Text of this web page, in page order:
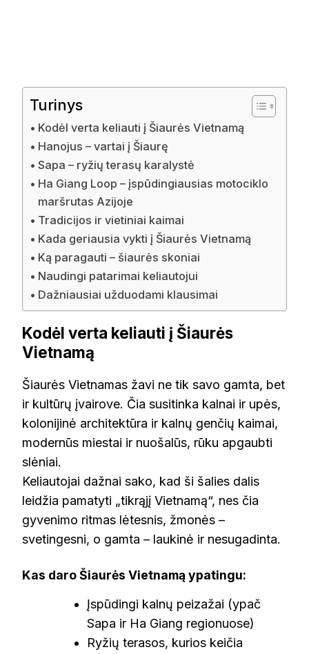
Turinys
Kodėl verta keliauti į Šiaurės Vietnamą
Hanojus – vartai į Šiaurę
Sapa – ryžių terasų karalystė
Ha Giang Loop – įspūdingiausias motociklo
maršrutas Azijoje
Tradicijos ir vietiniai kaimai
Kada geriausia vykti į Šiaurės Vietnamą
Ką paragauti – šiaurės skoniai
Naudingi patarimai keliautojui
Dažniausiai užduodami klausimai
Kodėl verta keliauti į Šiaurės
Vietnamą
Šiaurės Vietnamas žavi ne tik savo gamta, bet
ir kultūrų įvairove. Čia susitinka kalnai ir upės,
kolonijinė architektūra ir kalnų genčių kaimai,
modernūs miestai ir nuošalūs, rūku apgaubti
slėniai.
Keliautojai dažnai sako, kad ši šalies dalis
leidžia pamatyti „tikrąjį Vietnamą“, nes čia
gyvenimo ritmas lėtesnis, žmonės –
svetingesni, o gamta – laukinė ir nesugadinta.
Kas daro Šiaurės Vietnamą ypatingu:
Įspūdingi kalnų peizažai (ypač
Sapa ir Ha Giang regionuose)
Ryžių terasos, kurios keičia